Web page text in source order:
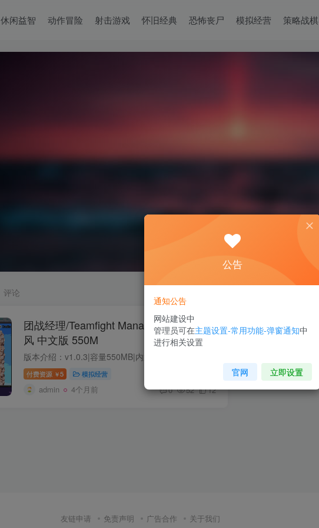
休闲益智 动作冒险 射击游戏 怀旧经典 恐怖丧尸 模拟经营 策略战棋
评论
团战经理/Teamfight Manager v1.0.3 像素
风 中文版 550M
付费资源 ￥5 模拟经营
admin 4个月前 0 52 12
友链申请 免责声明 广告合作 关于我们
公告
通知公告
网站建设中
管理员可在主题设置-常用功能-弹窗通知中
进行相关设置
官网 立即设置